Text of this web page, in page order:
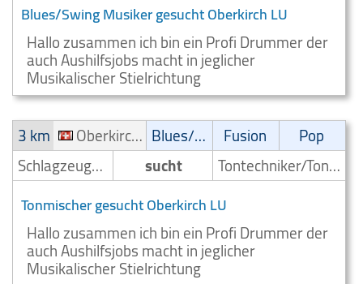
Blues/Swing Musiker gesucht Oberkirch LU
Hallo zusammen ich bin ein Profi Drummer der
auch Aushilfsjobs macht in jeglicher
Musikalischer Stielrichtung
3 km
Oberkirch LU Blues/Swing Fusion
Pop
Schlagzeuger/Drummer
sucht Tontechniker/Toningenieur/Tonmeister
Tonmischer gesucht Oberkirch LU
Hallo zusammen ich bin ein Profi Drummer der
auch Aushilfsjobs macht in jeglicher
Musikalischer Stielrichtung